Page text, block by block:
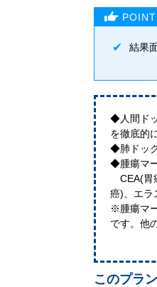
結果
◆人間ド
を徹底的
◆肺ドッ
◆腫瘍マ
CEA(胃
癌)、エラ
※腫瘍マ
です。他
このプラ